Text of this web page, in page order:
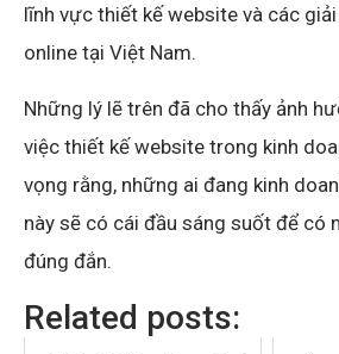
lĩnh vực thiết kế website và các
online tại Việt Nam.
Những lý lẽ trên đã cho thấy ảnh
việc thiết kế website trong kinh
vọng rằng, những ai đang kinh
này sẽ có cái đầu sáng suốt để có
đúng đắn.
Related posts: